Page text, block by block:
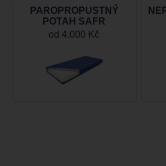
PAROPROPUSTNÝ
POTAH SAFR
od4.000 Kč